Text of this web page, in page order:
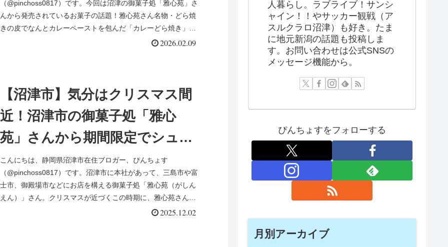
ら焼き」
（@pinchoss0817）です。今回は沼津の御菓子処「雅心苑」さ
んから発売されているお菓子の話題！雅心苑さん名物・どら焼
きの皮でなんとカレーペーストを包んだ「カレーどら焼き」が
2026.02.09
【沼津市】気分はクリスマス間
近！沼津市の御菓子処「雅心
苑」さんから期間限定でシュト
ーレン風のミニサイズ食べきり
お菓子が登場
こんにちは、静岡県沼津市在住ブロガー、ぴんちょす
（@pinchoss0817）です。沼津市に本社があって、三島市や富
士市、御殿場市などにお店を構える御菓子処「雅心苑（がしん
えん）」さん。クリスマスが近づくこの時期に、雅心苑さんが
2025.12.02
人暮らし。ラブライブ！サンシ
ャイン！！やサッカー観戦（ア
スルクラロ沼津）も好き。たま
に地元新潟の話題も投稿しま
す。お問い合わせは公式SNSの
メッセージ機能から。
ぴんちょすをフォローする
月別アーカイブ